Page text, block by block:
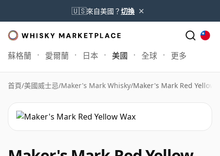
🇺🇸來自美國？切換 ×
蘇格蘭 愛爾蘭 日本 美國 全球 更多
首頁/美國威士忌/Maker's Mark Whisky/Maker's Mark Red Yellow